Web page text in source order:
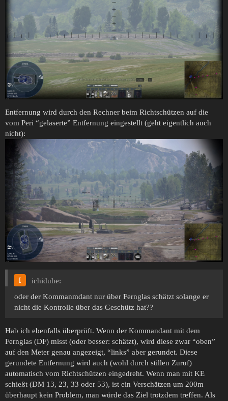
Entfernung wird durch den Rechner beim Richtschützen auf die
vom Peri “gelaserte” Entfernung eingestellt (geht eigentlich auch
nicht):
ichiduhe:
oder der Kommanmdant nur über Fernglas schätzt solange er
nicht die Kontrolle über das Geschütz hat??
Hab ich ebenfalls überprüft. Wenn der Kommandant mit dem
Fernglas (DF) misst (oder besser: schätzt), wird diese zwar “oben”
auf den Meter genau angezeigt, “links” aber gerundet. Diese
gerundete Entfernung wird auch (wohl durch stillen Zuruf)
automatisch vom Richtschützen eingedreht. Wenn man mit KE
schießt (DM 13, 23, 33 oder 53), ist ein Verschätzen um 200m
überhaupt kein Problem, man würde das Ziel trotzdem treffen. Als